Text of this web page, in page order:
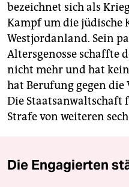
bezeichnet sich als
Kampf um die jüdische
Westjordanland. Sein
Altersgenosse schaffte
nicht mehr und hat
hat Berufung gegen
Die Staatsanwaltschaft
Strafe von weiteren
Die Engagierten